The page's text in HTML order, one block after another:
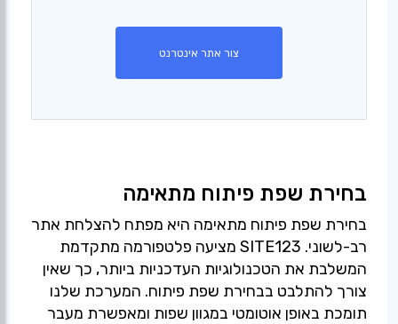
צור אתר אינטרנט
בחירת שפת פיתוח מתאימה
בחירת שפת פיתוח מתאימה היא מפתח להצלחת אתר
רב-לשוני. SITE123 מציעה פלטפורמה מתקדמת
המשלבת את הטכנולוגיות העדכניות ביותר, כך שאין
צורך להתלבט בבחירת שפת פיתוח. המערכת שלנו
תומכת באופן אוטומטי במגוון שפות ומאפשרת מעבר